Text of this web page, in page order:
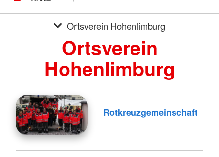
Ortsverein Hohenlimburg
Ortsverein
Hohenlimburg
Rotkreuzgemeinschaft